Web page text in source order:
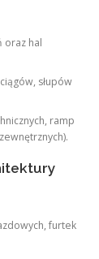
oraz hal
słupów
ramp
furtek